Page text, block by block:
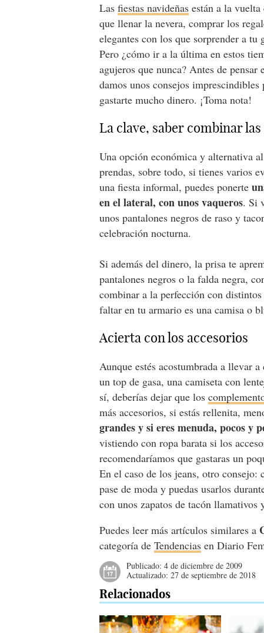
Lasfiestas navideñas están a la
que llenar la nevera, comprar los
elegantes con los que sorprender a tu
Pero ¿cómo ir a la última en estos
agujeros que nunca? Antes de
damos unos consejos
gastarte mucho dinero. ¡Toma nota!
La clave, saber combinar
Una opción económica y alternativa
prendas, sobre todo, si tienes varios
una fiesta informal, puedes ponerte
en el lateral, con unos vaqueros. Si
unos pantalones negros de raso y
celebración nocturna.
Si además del dinero, la prisa te
pantalones negros o la falda negra,
combinar a la perfección con
faltar en tu armario es una camisa o
Acierta con los accesorios
Aunque estés acostumbrada a llevar
un top de gasa, una camiseta con
sí, deberías dejar que los
más accesorios, si estás rellenita,
grandes y si eres menuda, pocos y
vistiendo con ropa barata si los
recomendaríamos que gastaras un
En el caso de los jeans, otro consejo:
pase de moda y puedas usarlos
con unos zapatos de tacón llamativos
Puedes leer más artículos similares a
categoría deTendencias en Diario
Publicado:4 de diciembre de 2009
Actualizado:27 de septiembre de 2018
Relacionados